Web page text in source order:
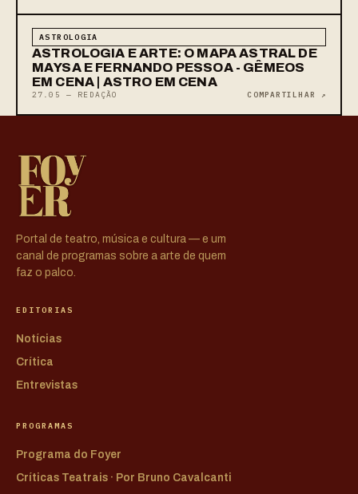
ASTROLOGIA
ASTROLOGIA E ARTE: O MAPA ASTRAL DE
MAYSA E FERNANDO PESSOA - GÊMEOS
EM CENA | ASTRO EM CENA
27.05 — REDAÇÃO COMPARTILHAR ↗
Portal de teatro, música e cultura — e um
canal de programas sobre a arte de quem
faz o palco.
EDITORIAS
Notícias
Crítica
Entrevistas
PROGRAMAS
Programa do Foyer
Críticas Teatrais · Por Bruno Cavalcanti